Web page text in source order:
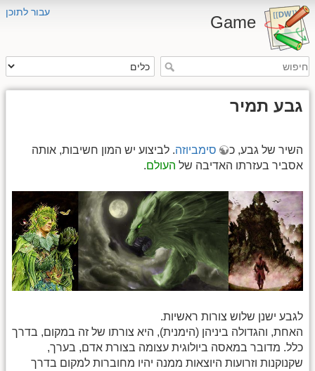
עבור לתוכן
Game
גבע תמיר
השיר של גבע, כ סימביוזה. לביצוע יש המון חשיבות, אותה
אסביר בעזרתו האדיבה של העולם.
לגבע ישנן שלוש צורות ראשיות.
האחת, והגדולה ביניהן (הימנית), היא צורתו של זה במקום, בדרך
כלל. מדובר במאסה ביולוגית עצומה בצורת אדם, בערך,
שקנוקנות וזרועות היוצאות ממנה יהיו מחוברות למקום בדרך